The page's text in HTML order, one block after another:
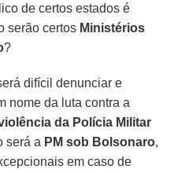
de certos estados é
serão certos Ministérios
?
difícil denunciar e
nome da luta contra a
da Polícia Militar
será a PM sob Bolsonaro,
em caso de